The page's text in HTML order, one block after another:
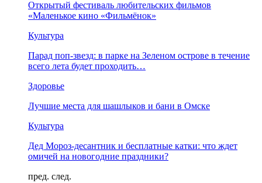
Открытый фестиваль любительских фильмов
«Маленькое кино «Фильмёнок»
Культура
Парад поп-звезд: в парке на Зеленом острове в течение
всего лета будет проходить…
Здоровье
Лучшие места для шашлыков и бани в Омске
Культура
Дед Мороз-десантник и бесплатные катки: что ждет
омичей на новогодние праздники?
пред. след.